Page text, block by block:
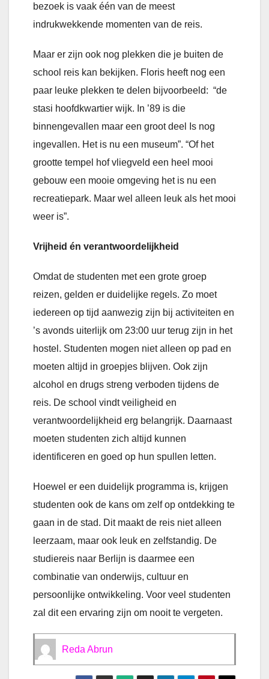
bezoek is vaak één van de meest
indrukwekkende momenten van de reis.
Maar er zijn ook nog plekken die je buiten de
school reis kan bekijken. Floris heeft nog een
paar leuke plekken te delen bijvoorbeeld: “de
stasi hoofdkwartier wijk. In ’89 is die
binnengevallen maar een groot deel Is nog
ingevallen. Het is nu een museum”. “Of het
grootte tempel hof vliegveld een heel mooi
gebouw een mooie omgeving het is nu een
recreatiepark. Maar wel alleen leuk als het mooi
weer is”.
Vrijheid én verantwoordelijkheid
Omdat de studenten met een grote groep
reizen, gelden er duidelijke regels. Zo moet
iedereen op tijd aanwezig zijn bij activiteiten en
’s avonds uiterlijk om 23:00 uur terug zijn in het
hostel. Studenten mogen niet alleen op pad en
moeten altijd in groepjes blijven. Ook zijn
alcohol en drugs streng verboden tijdens de
reis. De school vindt veiligheid en
verantwoordelijkheid erg belangrijk. Daarnaast
moeten studenten zich altijd kunnen
identificeren en goed op hun spullen letten.
Hoewel er een duidelijk programma is, krijgen
studenten ook de kans om zelf op ontdekking te
gaan in de stad. Dit maakt de reis niet alleen
leerzaam, maar ook leuk en zelfstandig. De
studiereis naar Berlijn is daarmee een
combinatie van onderwijs, cultuur en
persoonlijke ontwikkeling. Voor veel studenten
zal dit een ervaring zijn om nooit te vergeten.
Reda Abrun